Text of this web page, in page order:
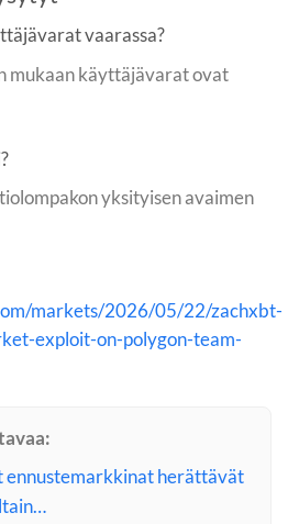
vaarassa?
mukaan käyttäjävarat ovat
yksityisen avaimen
markets/2026/05/22/zachxbt-
exploit-on-polygon-team-
ennustemarkkinat herättävät